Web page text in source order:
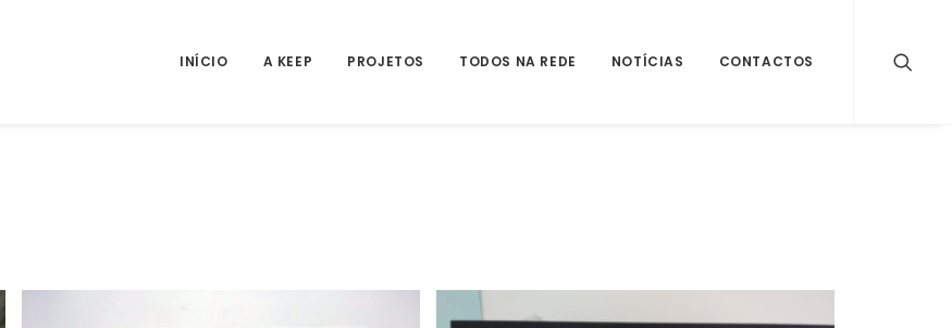
INÍCIO A KEEP PROJETOS TODOS NA REDE NOTÍCIAS CONTACTOS